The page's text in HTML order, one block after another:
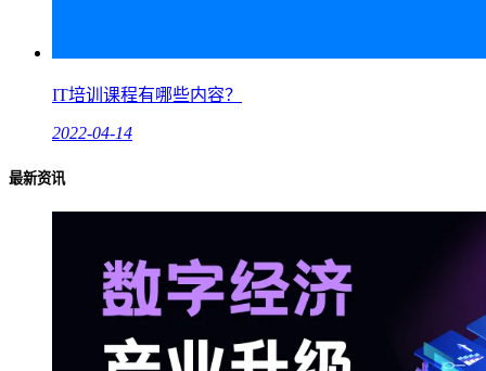
IT培训课程有哪些内容？
2022-04-14
最新资讯